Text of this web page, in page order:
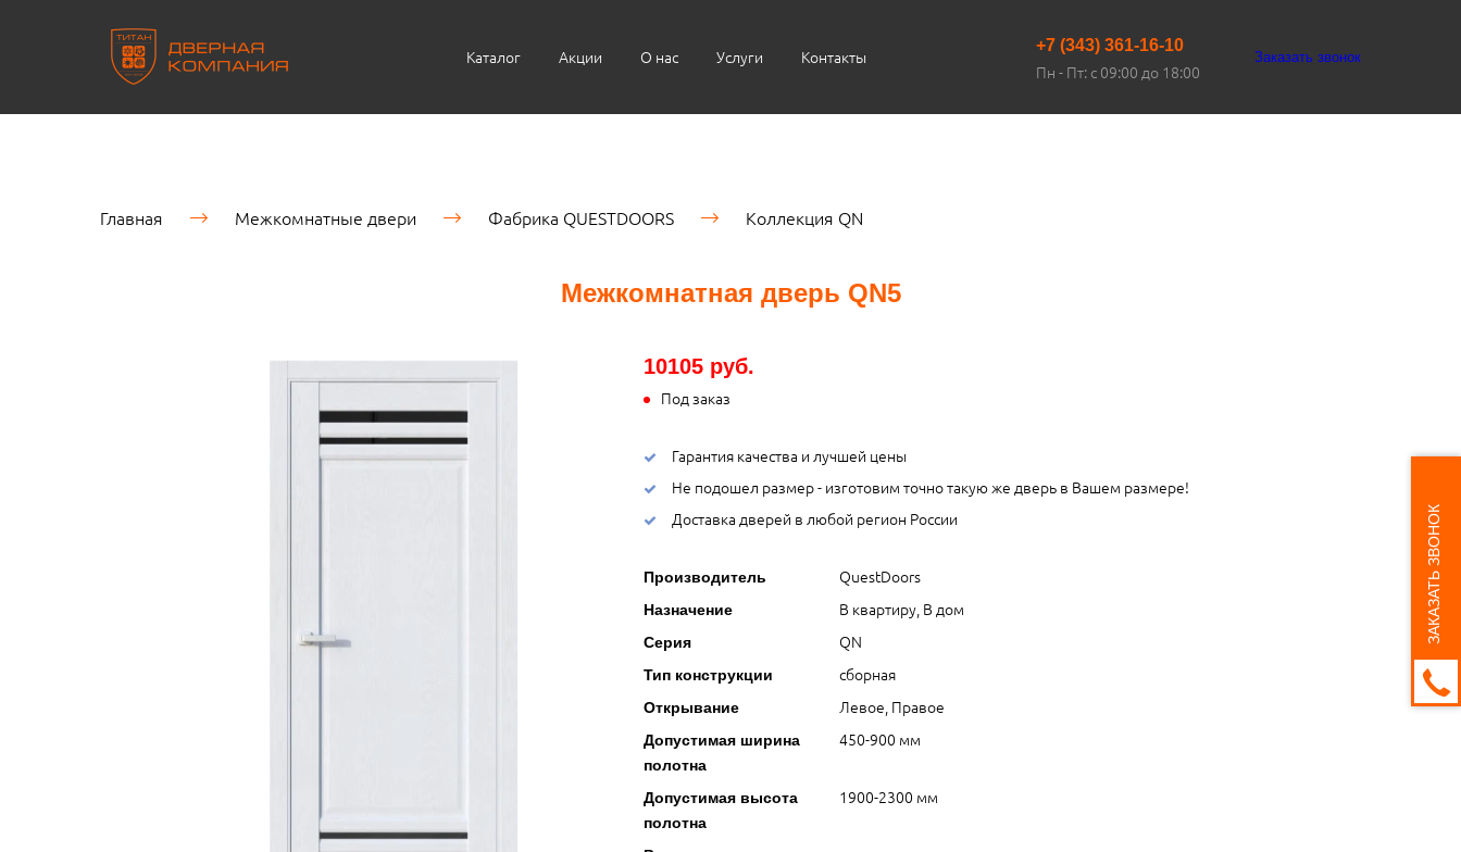
Каталог Акции О нас Услуги Контакты
+7 (343) 361-16-10
Пн - Пт: с 09:00 до 18:00
Заказать звонок
Главная Межкомнатные двери Фабрика QUESTDOORS Коллекция QN
Межкомнатная дверь QN5
10105 руб.
Под заказ
Гарантия качества и лучшей цены
Не подошел размер - изготовим точно такую же дверь в Вашем размере!
Доставка дверей в любой регион России
Производитель QuestDoors
Назначение В квартиру, В дом
Серия QN
Тип конструкции сборная
Открывание Левое, Правое
Допустимая ширина
полотна
450-900 мм
Допустимая высота
полотна
1900-2300 мм
ЗАКАЗАТЬ ЗВОНОК